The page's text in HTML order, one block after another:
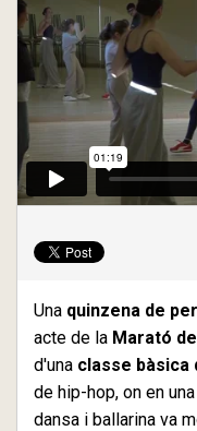
Una quinzena de
acte de la Marató
d'una classe bàsica
de hip-hop, on en
dansa i ballarina va